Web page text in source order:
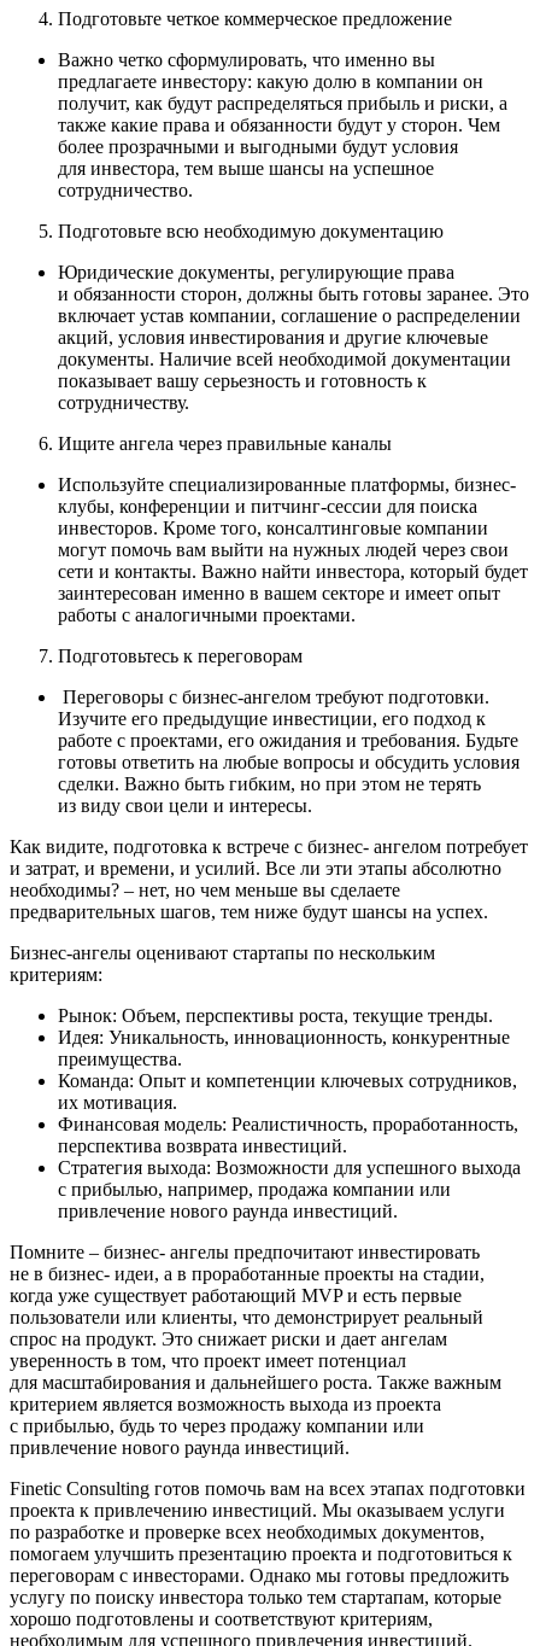
Подготовьте четкое коммерческое предложение
Важно четко сформулировать, что именно вы
предлагаете инвестору: какую долю в компании он
получит, как будут распределяться прибыль и риски, а
также какие права и обязанности будут у сторон. Чем
более прозрачными и выгодными будут условия
для инвестора, тем выше шансы на успешное
сотрудничество.
Подготовьте всю необходимую документацию
Юридические документы, регулирующие права
и обязанности сторон, должны быть готовы заранее. Это
включает устав компании, соглашение о распределении
акций, условия инвестирования и другие ключевые
документы. Наличие всей необходимой документации
показывает вашу серьезность и готовность к
сотрудничеству.
Ищите ангела через правильные каналы
Используйте специализированные платформы, бизнес-
клубы, конференции и питчинг-сессии для поиска
инвесторов. Кроме того, консалтинговые компании
могут помочь вам выйти на нужных людей через свои
сети и контакты. Важно найти инвестора, который будет
заинтересован именно в вашем секторе и имеет опыт
работы с аналогичными проектами.
Подготовьтесь к переговорам
Переговоры с бизнес-ангелом требуют подготовки.
Изучите его предыдущие инвестиции, его подход к
работе с проектами, его ожидания и требования. Будьте
готовы ответить на любые вопросы и обсудить условия
сделки. Важно быть гибким, но при этом не терять
из виду свои цели и интересы.
Как видите, подготовка к встрече с бизнес- ангелом потребует
и затрат, и времени, и усилий. Все ли эти этапы абсолютно
необходимы? – нет, но чем меньше вы сделаете
предварительных шагов, тем ниже будут шансы на успех.
Бизнес-ангелы оценивают стартапы по нескольким
критериям:
Рынок: Объем, перспективы роста, текущие тренды.
Идея: Уникальность, инновационность, конкурентные
преимущества.
Команда: Опыт и компетенции ключевых сотрудников,
их мотивация.
Финансовая модель: Реалистичность, проработанность,
перспектива возврата инвестиций.
Стратегия выхода: Возможности для успешного выхода
с прибылью, например, продажа компании или
привлечение нового раунда инвестиций.
Помните – бизнес- ангелы предпочитают инвестировать
не в бизнес- идеи, а в проработанные проекты на стадии,
когда уже существует работающий MVP и есть первые
пользователи или клиенты, что демонстрирует реальный
спрос на продукт. Это снижает риски и дает ангелам
уверенность в том, что проект имеет потенциал
для масштабирования и дальнейшего роста. Также важным
критерием является возможность выхода из проекта
с прибылью, будь то через продажу компании или
привлечение нового раунда инвестиций.
Finetic Consulting готов помочь вам на всех этапах подготовки
проекта к привлечению инвестиций. Мы оказываем услуги
по разработке и проверке всех необходимых документов,
помогаем улучшить презентацию проекта и подготовиться к
переговорам с инвесторами. Однако мы готовы предложить
услугу по поиску инвестора только тем стартапам, которые
хорошо подготовлены и соответствуют критериям,
необходимым для успешного привлечения инвестиций.